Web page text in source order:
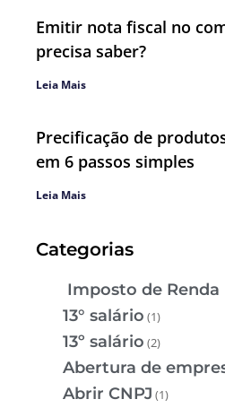
Emitir nota fiscal no
precisa saber?
Leia Mais
Precificação de
em 6 passos simples
Leia Mais
Categorias
Imposto de Renda
13° salário (1)
13º salário (2)
Abertura de
Abrir CNPJ (1)